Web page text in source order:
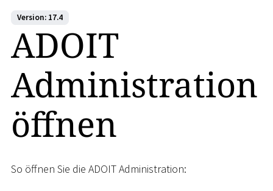
Version: 17.4
ADOIT
Administration
öffnen
So öffnen Sie die ADOIT Administration: